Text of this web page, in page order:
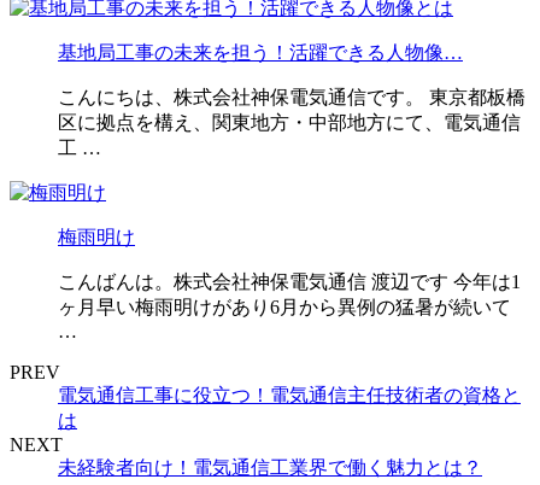
基地局工事の未来を担う！活躍できる人物像…
こんにちは、株式会社神保電気通信です。 東京都板橋
区に拠点を構え、関東地方・中部地方にて、電気通信
工 …
梅雨明け
こんばんは。株式会社神保電気通信 渡辺です 今年は1
ヶ月早い梅雨明けがあり6月から異例の猛暑が続いて
…
PREV
電気通信工事に役立つ！電気通信主任技術者の資格と
は
NEXT
未経験者向け！電気通信工業界で働く魅力とは？